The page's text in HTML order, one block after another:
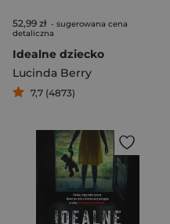
52,99 zł - sugerowana cena
detaliczna
Idealne dziecko
Lucinda Berry
7,7 (4873)